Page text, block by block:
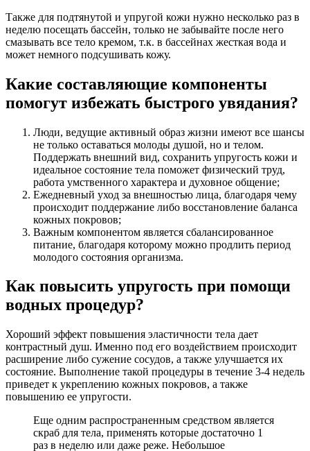
Также для подтянутой и упругой кожи нужно несколько раз в
неделю посещать бассейн, только не забывайте после него
смазывать все тело кремом, т.к. в бассейнах жесткая вода и
может немного подсушивать кожу.
Какие составляющие компоненты
помогут избежать быстрого увядания?
Люди, ведущие активный образ жизни имеют все шансы
не только оставаться молоды душой, но и телом.
Поддержать внешний вид, сохранить упругость кожи и
идеальное состояние тела поможет физический труд,
работа умственного характера и духовное общение;
Ежедневный уход за внешностью лица, благодаря чему
происходит поддержание либо восстановление баланса
кожных покровов;
Важным компонентом является сбалансированное
питание, благодаря которому можно продлить период
молодого состояния организма.
Как повысить упругость при помощи
водных процедур?
Хороший эффект повышения эластичности тела дает
контрастный душ. Именно под его воздействием происходит
расширение либо сужение сосудов, а также улучшается их
состояние. Выполнение такой процедуры в течение 3-4 недель
приведет к укреплению кожных покровов, а также
повышению ее упругости.
Еще одним распространенным средством является
скраб для тела, применять которые достаточно 1
раз в неделю или даже реже. Небольшое